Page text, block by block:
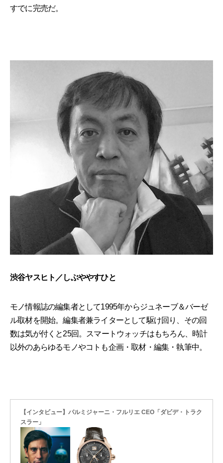
すでに完売だ。
渋谷ヤスヒト／しぶややすひと
モノ情報誌の編集者として1995年からジュネーブ＆バーゼ
ル取材を開始。編集者兼ライターとして駆け回り、その回
数は気が付くと25回。スマートウォッチはもちろん、時計
以外のあらゆるモノやコトも企画・取材・編集・執筆中。
【インタビュー】パルミジャーニ・フルリエ CEO「ダビデ・トラク
スラー」